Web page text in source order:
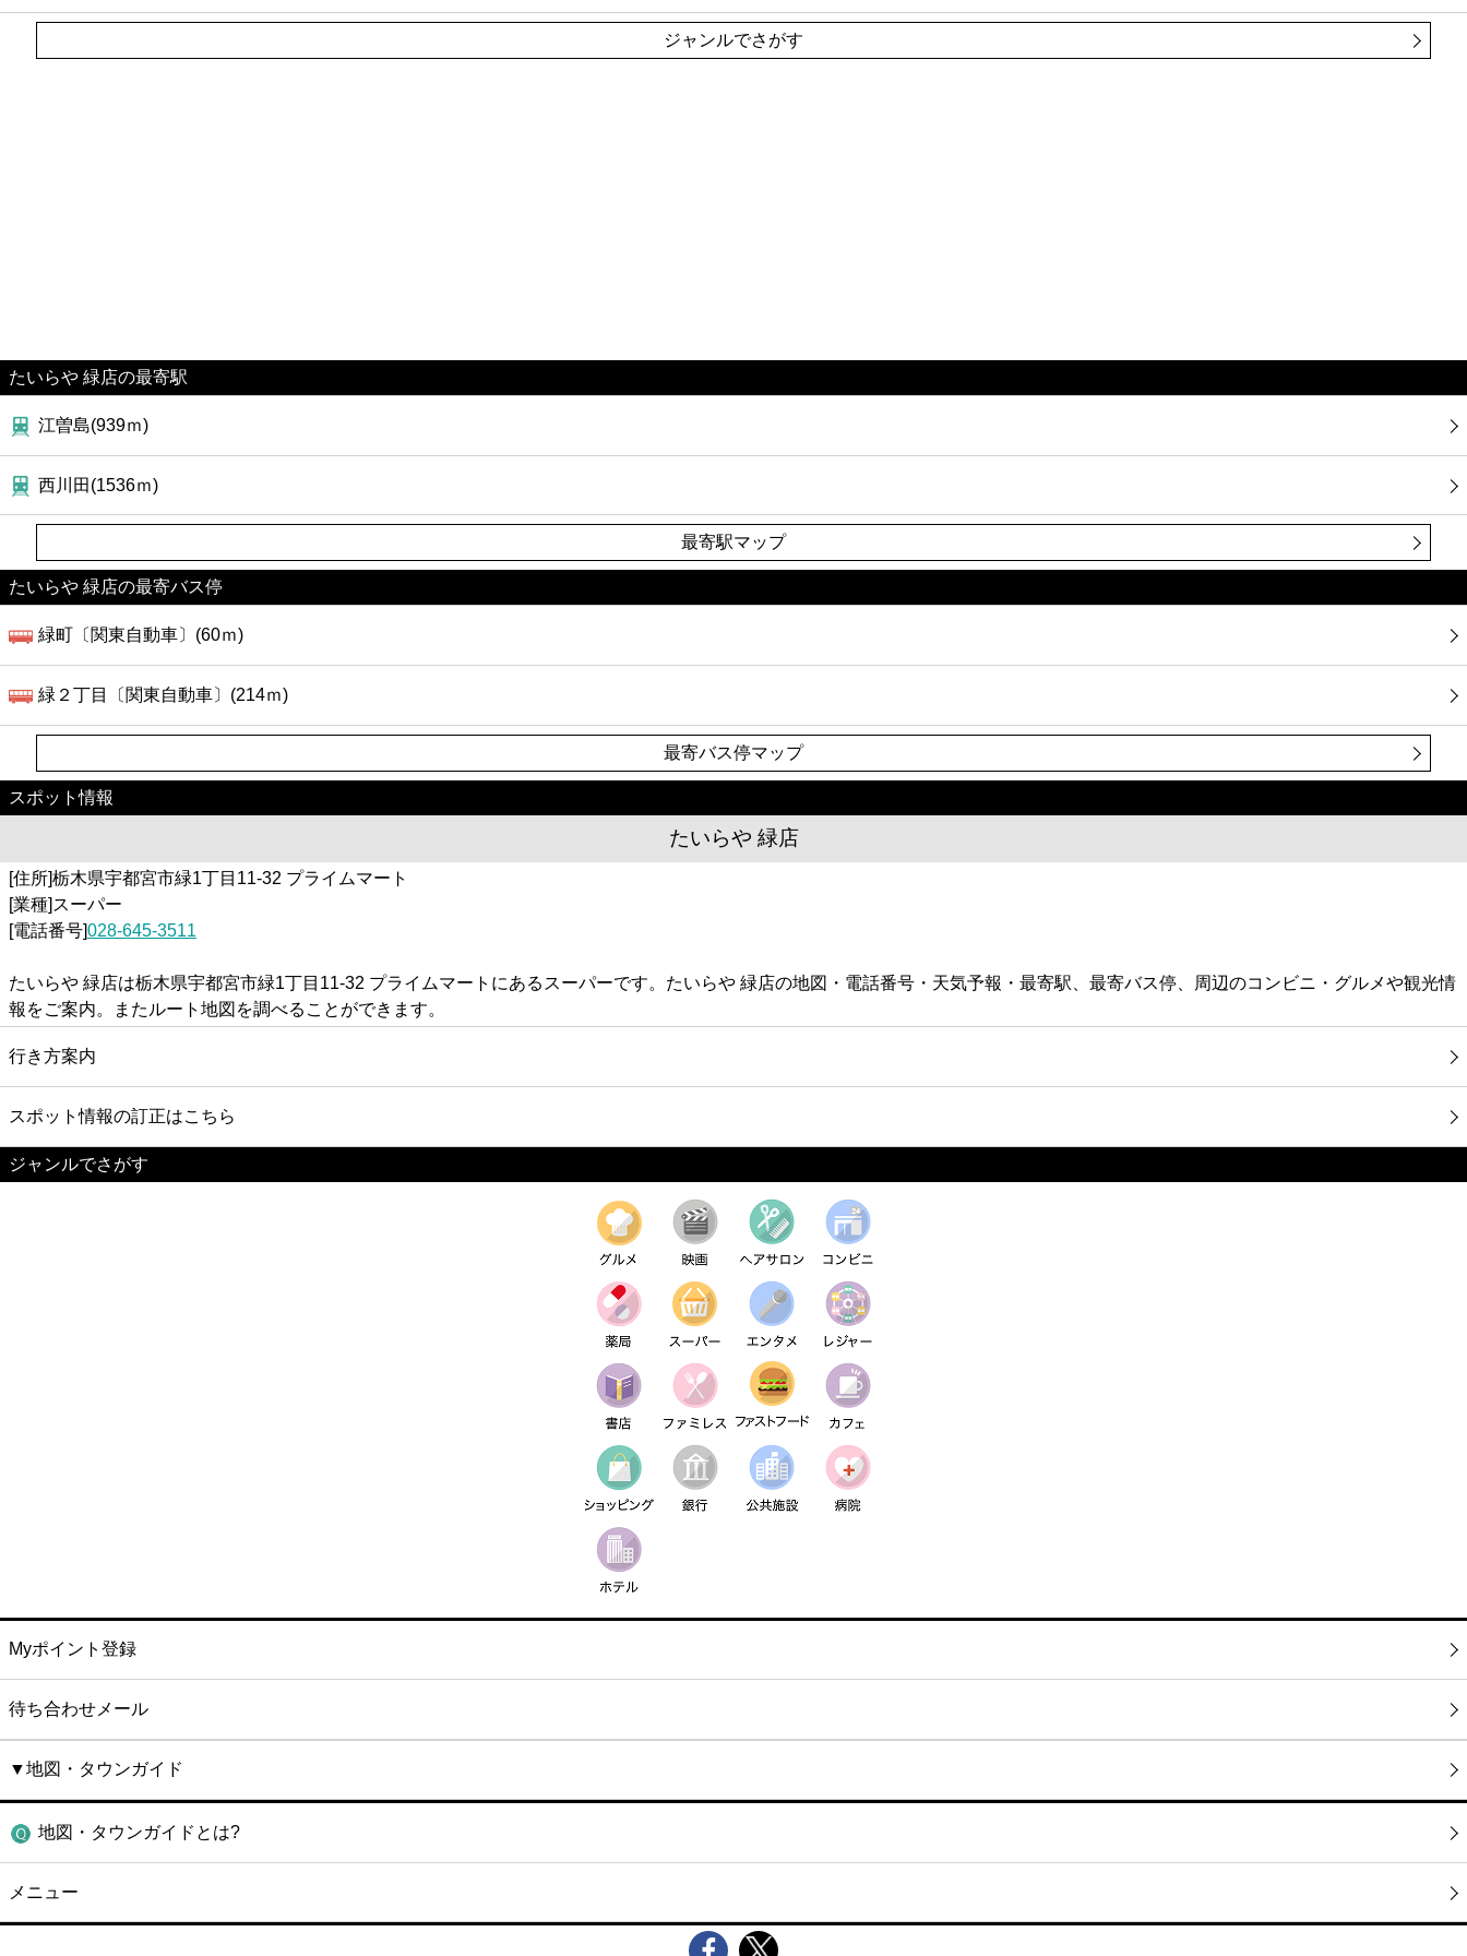
ジャンルでさがす
たいらや 緑店の最寄駅
江曽島(939ｍ)
西川田(1536ｍ)
最寄駅マップ
たいらや 緑店の最寄バス停
緑町〔関東自動車〕(60ｍ)
緑２丁目〔関東自動車〕(214ｍ)
最寄バス停マップ
スポット情報
たいらや 緑店
[住所]栃木県宇都宮市緑1丁目11-32 プライムマート
[業種]スーパー
[電話番号]028-645-3511
たいらや 緑店は栃木県宇都宮市緑1丁目11-32 プライムマートにあるスーパーです。たいらや 緑店の地図・電話番号・天気予報・最寄駅、最寄バス停、周辺のコンビニ・グルメや観光情
報をご案内。またルート地図を調べることができます。
行き方案内
スポット情報の訂正はこちら
ジャンルでさがす
Myポイント登録
待ち合わせメール
▼地図・タウンガイド
地図・タウンガイドとは?
メニュー